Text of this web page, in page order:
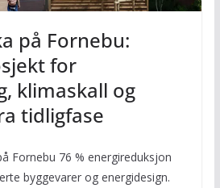
på Fornebu:
for
klimaskall og
tidligfase
Fornebu 76 % energireduksjon
byggevarer og energidesign.